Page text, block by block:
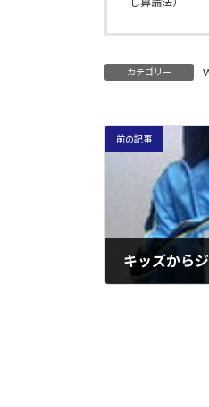
カテゴリー
前の記事
キッズから